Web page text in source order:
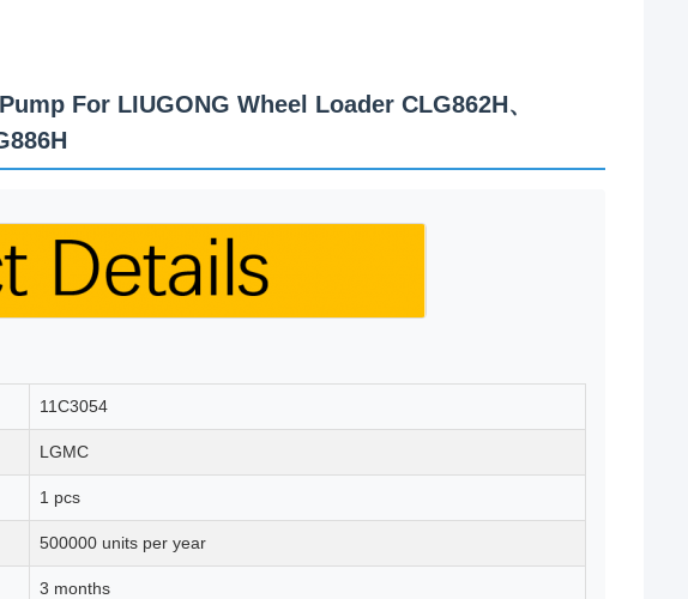
For LIUGONG Wheel Loader CLG862H、
11C3054
LGMC
1 pcs
500000 units per year
3 months